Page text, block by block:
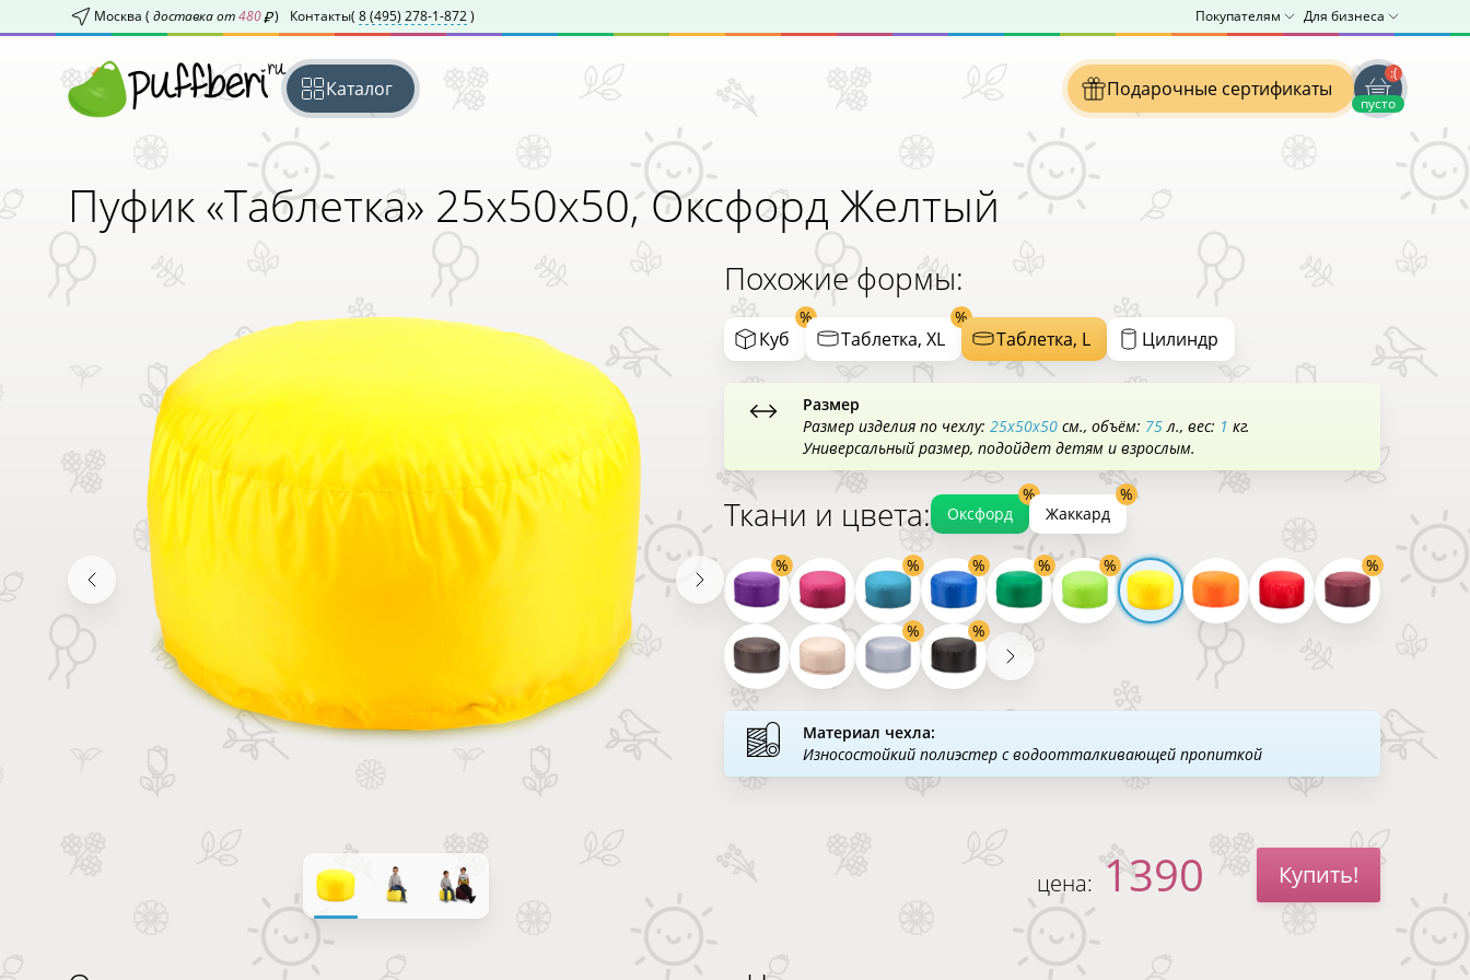
Москва ( доставка от480 ) Контакты( 8 (495) 278-1-872) Покупателям Для бизнеса
Каталог Подарочные сертификаты
:(
пусто
Пуфик «Таблетка» 25x50x50,Оксфорд Желтый
Похожие формы:
Куб Таблетка, XL Таблетка, L Цилиндр
Размер
Размер изделия по чехлу: 25x50x50 см. объём: 75л. вес: 1 кг.
Универсальный размер, подойдет детям и взрослым.
Ткани и цвета: Оксфорд Жаккард
Материал чехла:
Износостойкий полиэстер с водоотталкивающей пропиткой
цена: 1390 Купить!